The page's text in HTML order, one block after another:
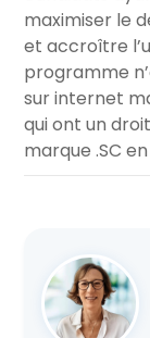
maximiser le
et accroître
programme
sur internet
qui ont un
marque .SC